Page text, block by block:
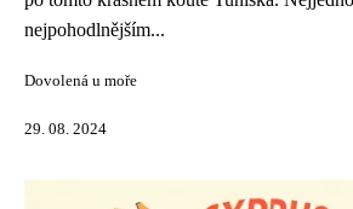
nejpohodlnějším...
Dovolená u moře
29. 08. 2024